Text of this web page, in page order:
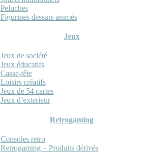
Peluches
Figurines dessins animés
Jeux
Jeux de société
Jeux éducatifs
Casse-tête
Loisirs créatifs
Jeux de 54 cartes
Jeux d’exterieur
Retrogaming
Consoles retro
Retrogaming – Produits dérivés